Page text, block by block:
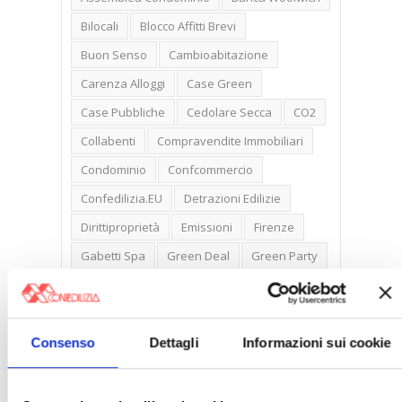
Consenso Dettagli Informazioni sui cookie
Bilocali
Blocco Affitti Brevi
Buon Senso
Cambioabitazione
Carenza Alloggi
Case Green
Case Pubbliche
Cedolare Secca
CO2
Collabenti
Compravendite Immobiliari
Condominio
Confcommercio
Confedilizia.EU
Detrazioni Edilizie
Dirittiproprietà
Emissioni
Firenze
Gabetti Spa
Green Deal
Green Party
Irregolarità Formali
Nudaproprietà
Prezzi Case
Prima Casa
Proprietari Casa